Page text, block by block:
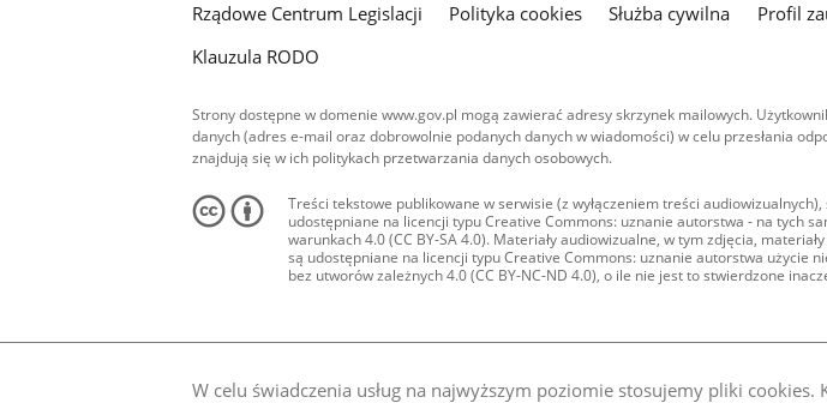
W celu świadczenia usług na najwyższym poziomie stosujemy pliki
Rządowe Centrum Legislacji Polityka cookies Służba cywilna Profil
Klauzula RODO
Strony dostępne w domenie www.gov.pl mogą zawierać adresy skrzynek mailowych.
danych (adres e-mail oraz dobrowolnie podanych danych w wiadomości) w celu przesłania
znajdują się w ich politykach przetwarzania danych osobowych.
Treści tekstowe publikowane w serwisie (z wyłączeniem treści audiowizualnych),
udostępniane na licencji typu Creative Commons: uznanie autorstwa - na tych
warunkach 4.0 (CC BY-SA 4.0). Materiały audiowizualne, w tym zdjęcia,
są udostępniane na licencji typu Creative Commons: uznanie autorstwa użycie
bez utworów zależnych 4.0 (CC BY-NC-ND 4.0), o ile nie jest to stwierdzone